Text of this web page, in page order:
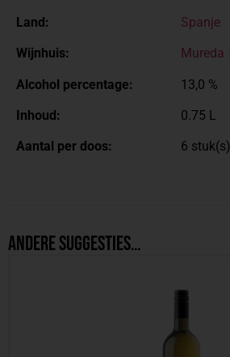
Land: Spanje
Wijnhuis: Mureda
Alcohol percentage: 13,0 %
Inhoud: 0.75 L
Aantal per doos: 6 stuk(s)
Andere suggesties…